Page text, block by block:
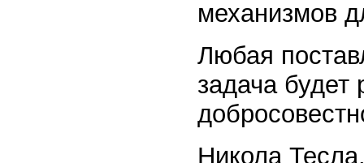
механизмов
Любая
задача будет
Никола